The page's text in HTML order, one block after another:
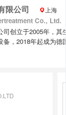
料与工艺，产品性
、提供从设计、制
器械、生物制药等
服务公司秉持科技
服务赢得市场信赖
技术培训等定制化
限公司 上海
Co., Ltd.
创立于2005年，
备，2018年起成为
行业应用技术标准
德IonEND 系列EDI
和设备。